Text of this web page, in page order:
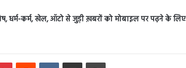
धर्म-कर्म, खेल, ऑटो से जुड़ी ख़बरों को मोबाइल पर पढ़ने के लिए
PinterestReddit VKontakteShare via Email Print